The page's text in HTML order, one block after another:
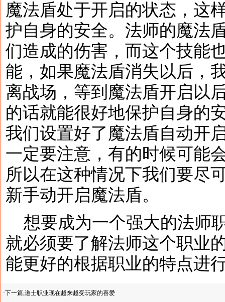
魔法盾处于开启的状态，这
护自身的安全。法师的魔法
们造成的伤害，而这个技能
能，如果魔法盾消失以后，
离战场，等到魔法盾开启以
的话就能很好地保护自身的
我们设置好了魔法盾自动开
一定要注意，有的时候可能
所以在这种情况下我们要尽
新手动开启魔法盾。
想要成为一个强大的法师
就必须要了解法师这个职业
能更好的根据职业的特点进
·下一篇;道士职业现在越来越受玩家的喜爱